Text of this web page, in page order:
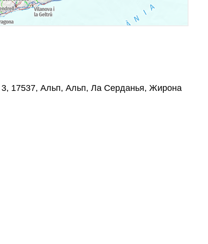
17537, Альп, Альп, Ла Серданья, Жирона